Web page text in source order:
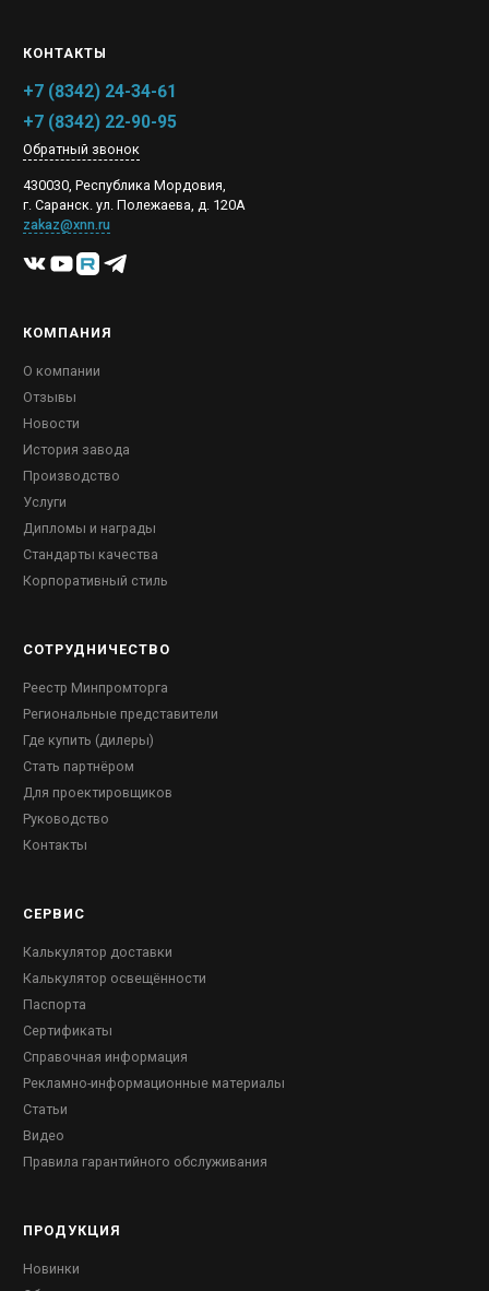
ПРОДУКЦИЯ
Новинки
КОМПАНИЯ
О компании
Отзывы
Новости
История завода
Производство
Услуги
Дипломы и награды
Стандарты качества
Корпоративный стиль
СОТРУДНИЧЕСТВО
Реестр Минпромторга
Региональные представители
Где купить (дилеры)
Стать партнёром
Для проектировщиков
Руководство
Контакты
СЕРВИС
Калькулятор доставки
Калькулятор освещённости
Паспорта
Сертификаты
Справочная информация
Рекламно-информационные материалы
Статьи
Видео
Правила гарантийного обслуживания
КОНТАКТЫ
+7 (8342) 24-34-61
+7 (8342) 22-90-95
Обратный звонок
430030, Республика Мордовия,
г. Саранск. ул. Полежаева, д. 120А
zakaz@xnn.ru